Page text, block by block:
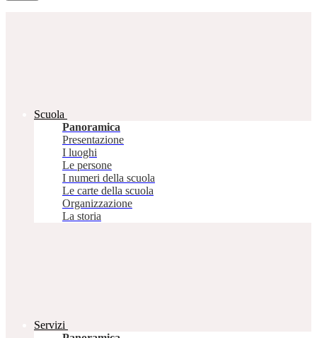
Scuola
Panoramica
Presentazione
I luoghi
Le persone
I numeri della scuola
Le carte della scuola
Organizzazione
La storia
Servizi